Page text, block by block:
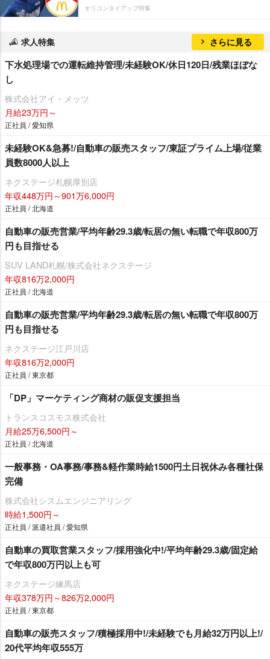
オリコンタイアップ特集
求人特集 さらに見る
下水処理場での運転維持管理/未経験OK/休日120日/残業ほぼな
し
株式会社アイ・メッツ
月給23万円～
正社員 / 愛知県
未経験OK&急募!/自動車の販売スタッフ/東証プライム上場/従業
員数8000人以上
ネクステージ札幌厚別店
年収448万円～901万6,000円
正社員 / 北海道
自動車の販売営業/平均年齢29.3歳/転居の無い転職で年収800万
円も目指せる
SUV LAND札幌/株式会社ネクステージ
年収816万2,000円
正社員 / 北海道
自動車の販売営業/平均年齢29.3歳/転居の無い転職で年収800万
円も目指せる
ネクステージ江戸川店
年収816万2,000円
正社員 / 東京都
「DP」マーケティング商材の販促支援担当
トランスコスモス株式会社
月給25万6,500円～
正社員 / 北海道
一般事務・OA事務/事務&軽作業時給1500円土日祝休み各種社保
完備
株式会社シスムエンジニアリング
時給1,500円～
正社員 / 派遣社員 / 愛知県
自動車の買取営業スタッフ/採用強化中!/平均年齢29.3歳/固定給
で年収800万円以上も可
ネクステージ練馬店
年収378万円～826万2,000円
正社員 / 東京都
自動車の販売スタッフ/積極採用中!/未経験でも月給32万円以上!/
20代平均年収555万